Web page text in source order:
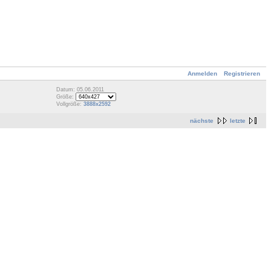
Anmelden Registrieren
Datum: 05.06.2011
Größe:
Vollgröße: 3888x2592
nächste letzte